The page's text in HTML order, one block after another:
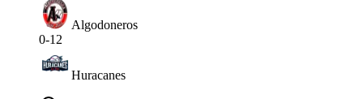
Algodoneros
0-12
Huracanes